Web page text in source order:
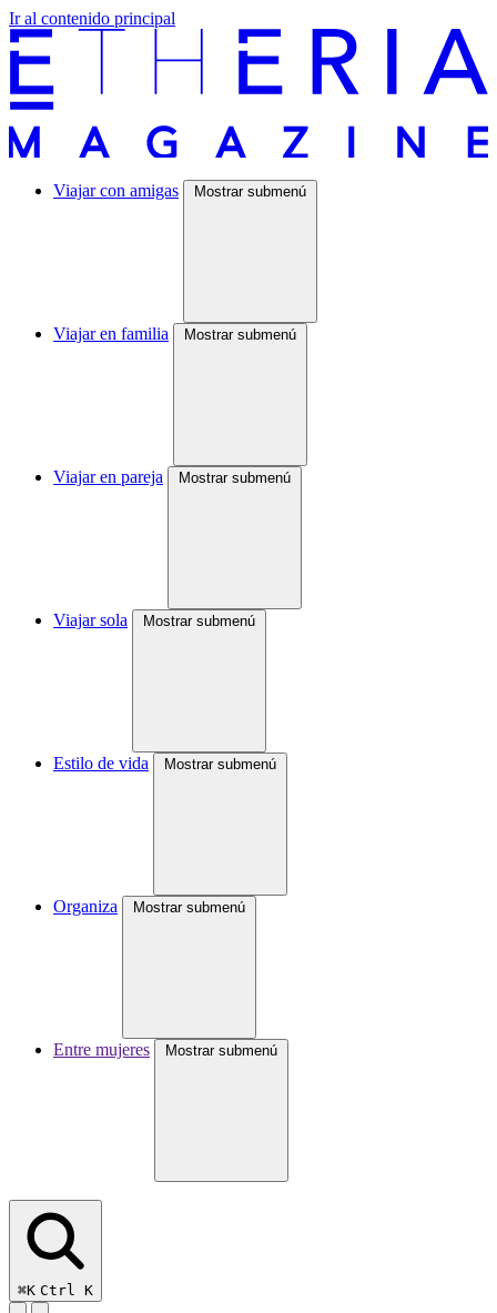
Ir al contenido principal
Viajar con amigas Mostrar submenú
Viajar en familia Mostrar submenú
Viajar en pareja Mostrar submenú
Viajar sola Mostrar submenú
Estilo de vida Mostrar submenú
Organiza Mostrar submenú
Entre mujeres Mostrar submenú
⌘K Ctrl K